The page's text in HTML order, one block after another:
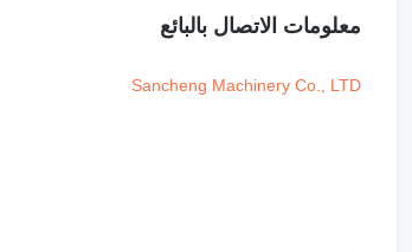
معلومات الاتصال بالبائع
Sancheng Machinery Co., LTD